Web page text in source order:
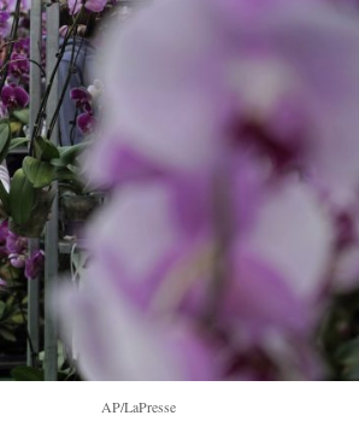
AP/LaPresse